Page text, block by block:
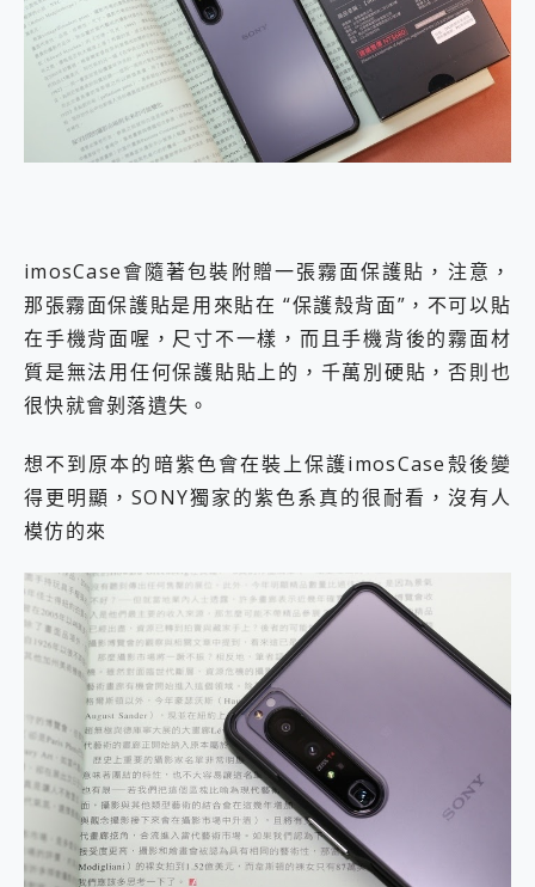
imosCase會隨著包裝附贈一張霧面保護貼，注意，
那張霧面保護貼是用來貼在 “保護殼背面”，不可以貼
在手機背面喔，尺寸不一樣，而且手機背後的霧面材
質是無法用任何保護貼貼上的，千萬別硬貼，否則也
很快就會剝落遺失。
想不到原本的暗紫色會在裝上保護imosCase殼後變
得更明顯，SONY獨家的紫色系真的很耐看，沒有人
模仿的來